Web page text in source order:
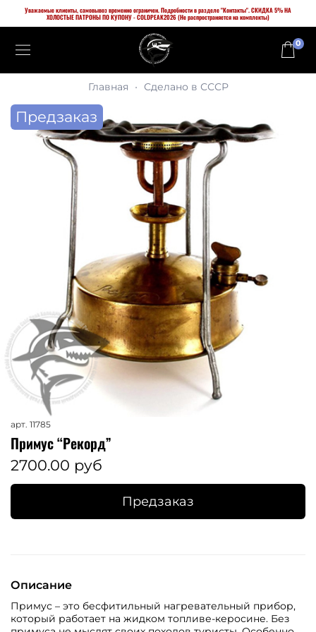
Уважаемые клиенты, самовывоз временно ограничен. Подробности в разделе "Контакты". СКИДКА 5% НА
ХОЛОСТЫЕ ПАТРОНЫ ПО КУПОНУ - COLDPEAK2026 (Не распространяется на комплекты)
0
Главная Сделано в СССР
Предзаказ
арт. 11785
Примус “Рекорд”
2700.00 руб
Предзаказ
Описание
Примус – это бесфитильный нагревательный прибор,
который работает на жидком топливе-керосине. Без